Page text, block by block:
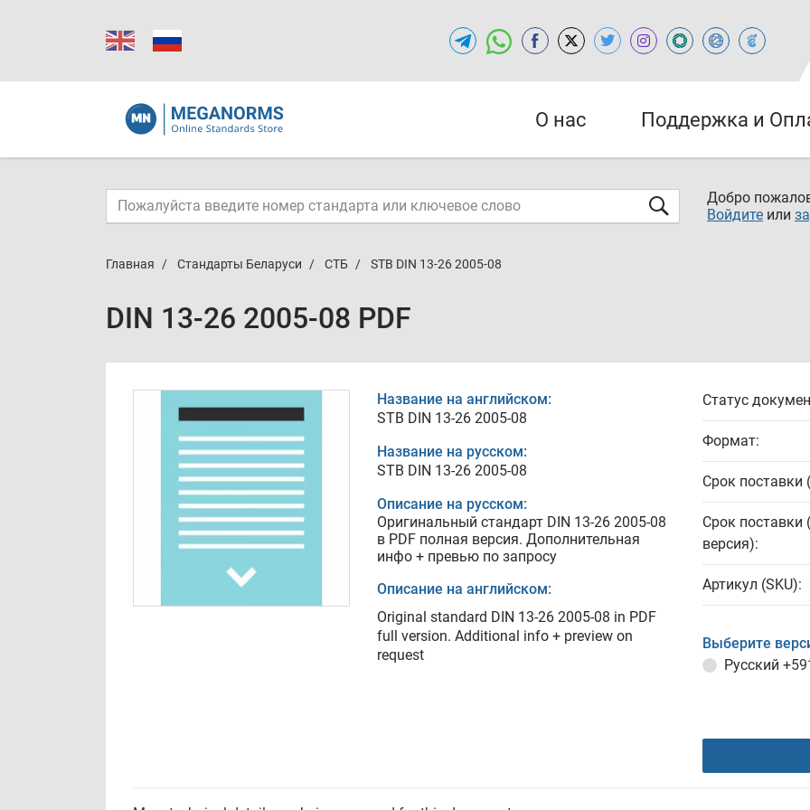
О нас Поддержка и
Добро
Войдите или
Главная Стандарты Беларуси СТБ STB DIN 13-26 2005-08
DIN 13-26 2005-08 PDF
Название на английском:
STB DIN 13-26 2005-08
Название на русском:
STB DIN 13-26 2005-08
Описание на русском:
Оригинальный стандарт DIN 13-26 2005-08
в PDF полная версия. Дополнительная
инфо + превью по запросу
Описание на английском:
Original standard DIN 13-26 2005-08 in PDF
full version. Additional info + preview on
request
Статус
Формат:
Срок поставки
Срок поставки
версия):
Артикул (SKU):
Выберите
Русский